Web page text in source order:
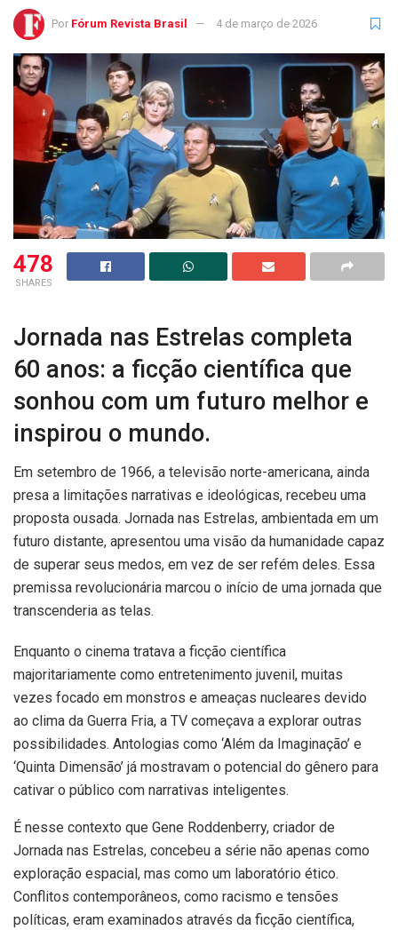
Por Fórum Revista Brasil 4 de março de 2026
478
SHARES
Jornada nas Estrelas completa
60 anos: a ficção científica que
sonhou com um futuro melhor e
inspirou o mundo.
Em setembro de 1966, a televisão norte-americana, ainda
presa a limitações narrativas e ideológicas, recebeu uma
proposta ousada. Jornada nas Estrelas, ambientada em um
futuro distante, apresentou uma visão da humanidade capaz
de superar seus medos, em vez de ser refém deles. Essa
premissa revolucionária marcou o início de uma jornada que
transcenderia as telas.
Enquanto o cinema tratava a ficção científica
majoritariamente como entretenimento juvenil, muitas
vezes focado em monstros e ameaças nucleares devido
ao clima da Guerra Fria, a TV começava a explorar outras
possibilidades. Antologias como ‘Além da Imaginação’ e
‘Quinta Dimensão’ já mostravam o potencial do gênero para
cativar o público com narrativas inteligentes.
É nesse contexto que Gene Roddenberry, criador de
Jornada nas Estrelas, concebeu a série não apenas como
exploração espacial, mas como um laboratório ético.
Conflitos contemporâneos, como racismo e tensões
políticas, eram examinados através da ficção científica,